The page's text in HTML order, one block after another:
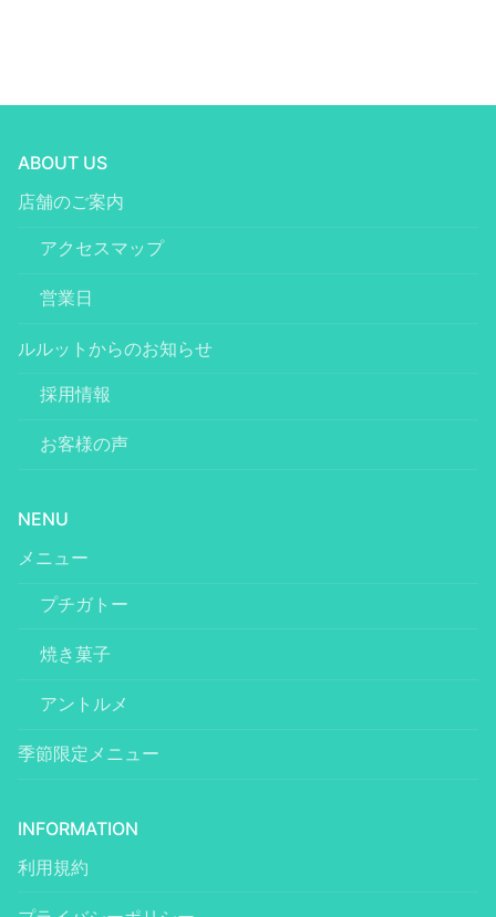
ABOUT US
店舗のご案内
アクセスマップ
営業日
ルルットからのお知らせ
採用情報
お客様の声
NENU
メニュー
プチガトー
焼き菓子
アントルメ
季節限定メニュー
INFORMATION
利用規約